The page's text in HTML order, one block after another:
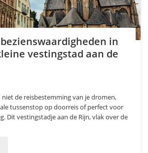
in
vestingstad aan de
niet de reisbestemming van je dromen,
tussenstop op doorreis of perfect voor
Dit vestingstadje aan de Rijn, vlak over de